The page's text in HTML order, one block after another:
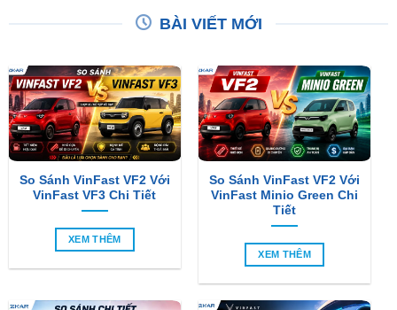
BÀI VIẾT MỚI
So Sánh VinFast VF2 Với
VinFast VF3 Chi Tiết
XEM THÊM
So Sánh VinFast VF2 Với
VinFast Minio Green Chi
Tiết
XEM THÊM